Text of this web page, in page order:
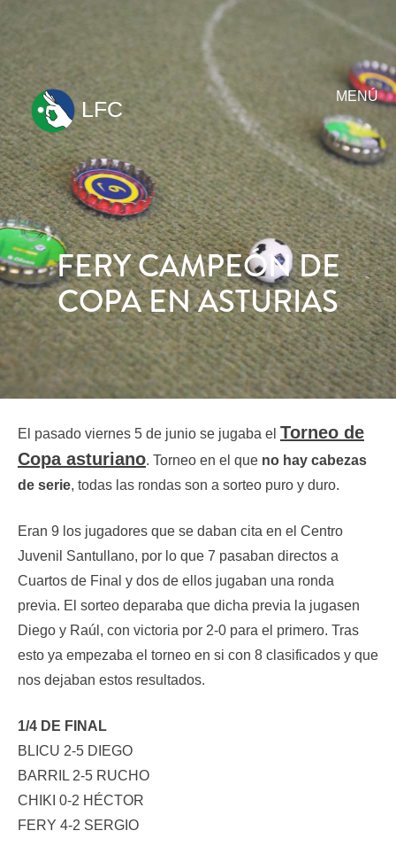
MENÚ
ir
al
contenido
LFC
FERY CAMPEÓN DE
COPA EN ASTURIAS
El pasado viernes 5 de junio se jugaba el Torneo de
Copa asturiano. Torneo en el que no hay cabezas
de serie, todas las rondas son a sorteo puro y duro.
Eran 9 los jugadores que se daban cita en el Centro
Juvenil Santullano, por lo que 7 pasaban directos a
Cuartos de Final y dos de ellos jugaban una ronda
previa. El sorteo deparaba que dicha previa la jugasen
Diego y Raúl, con victoria por 2-0 para el primero. Tras
esto ya empezaba el torneo en si con 8 clasificados y que
nos dejaban estos resultados.
1/4 DE FINAL
BLICU 2-5 DIEGO
BARRIL 2-5 RUCHO
CHIKI 0-2 HÉCTOR
FERY 4-2 SERGIO